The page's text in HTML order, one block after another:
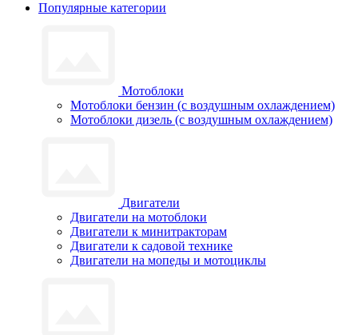
Популярные категории
Мотоблоки
Мотоблоки бензин (с воздушным охлаждением)
Мотоблоки дизель (с воздушным охлаждением)
Двигатели
Двигатели на мотоблоки
Двигатели к минитракторам
Двигатели к садовой технике
Двигатели на мопеды и мотоциклы